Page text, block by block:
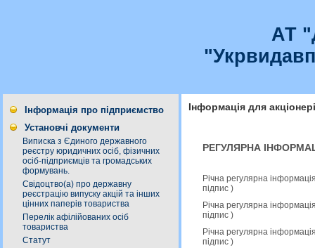
АТ
Інформація про підприємство
Установчі документи
Виписка з Єдиного державного
реєстру юридичних осіб, фізичних
осіб-підприємців та громадських
формувань.
Свідоцтво(а) про державну
реєстрацію випуску акцій та інших
цінних паперів товариства
Перелік афілійованих осіб
товариства
Статут
Інформація для
РЕГУЛЯРНА
Річна регулярна
підпис )
Річна регулярна
підпис )
Річна регулярна
підпис )